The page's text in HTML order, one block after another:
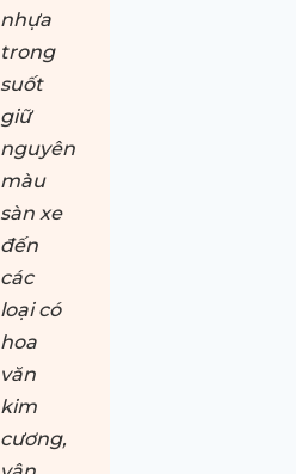
nhựa
trong
suốt
giữ
nguyên
màu
sàn xe
đến
các
loại có
hoa
văn
kim
cương,